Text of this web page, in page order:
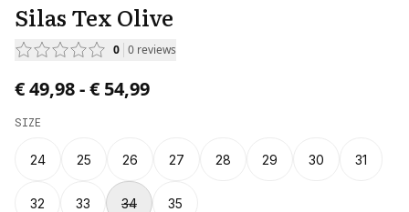
Silas Tex Olive
0 0 reviews
Price from € 49,98 to € 54,99.
€ 49,98-€ 54,99
SIZE
24 25 26 27 28 29 30 31
32 33 34 35